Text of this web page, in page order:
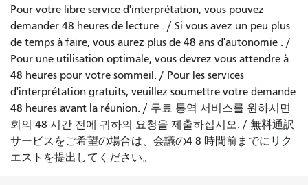
Pour votre libre service d'interprétation, vous pouvez
demander 48 heures de lecture . / Si vous avez un peu plus
de temps à faire, vous aurez plus de 48 ans d'autonomie . /
Pour une utilisation optimale, vous devrez vous attendre à
48 heures pour votre sommeil. / Pour les services
d'interprétation gratuits, veuillez soumettre votre demande
48 heures avant la réunion. / 무료 통역 서비스를 원하시면
회의 48 시간 전에 귀하의 요청을 제출하십시오. / 無料通訳
サービスをご希望の場合は、会議の4 8 時間前までにリク
エストを提出してください。